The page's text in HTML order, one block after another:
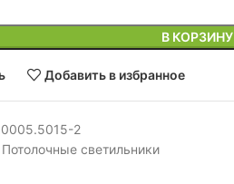
В КОРЗИНУ
Добавить в избранное
2
Потолочные светильники